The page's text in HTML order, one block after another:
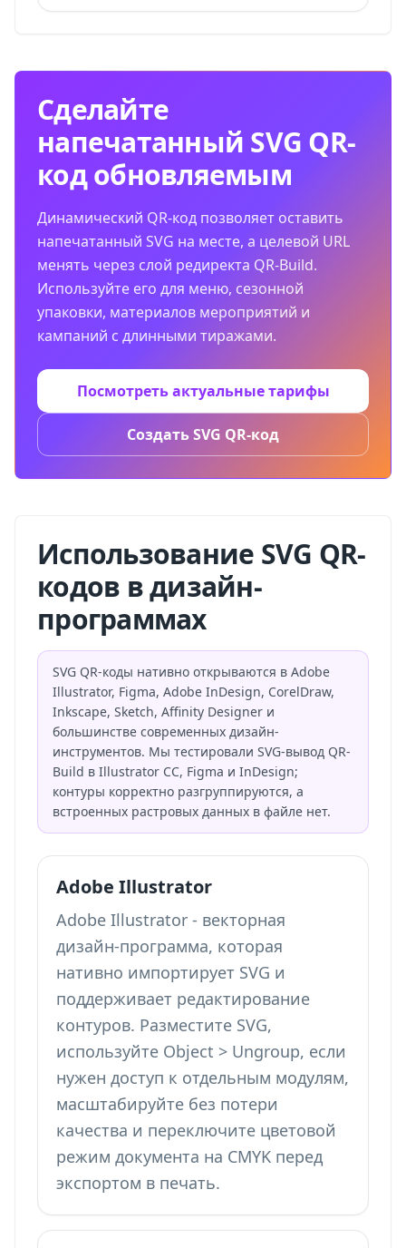
Сделайте
напечатанный SVG QR-
код обновляемым
Динамический QR-код позволяет оставить
напечатанный SVG на месте, а целевой URL
менять через слой редиректа QR-Build.
Используйте его для меню, сезонной
упаковки, материалов мероприятий и
кампаний с длинными тиражами.
Посмотреть актуальные тарифы
Создать SVG QR-код
Использование SVG QR-
кодов в дизайн-
программах
SVG QR-коды нативно открываются в Adobe
Illustrator, Figma, Adobe InDesign, CorelDraw,
Inkscape, Sketch, Affinity Designer и
большинстве современных дизайн-
инструментов. Мы тестировали SVG-вывод QR-
Build в Illustrator CC, Figma и InDesign;
контуры корректно разгруппируются, а
встроенных растровых данных в файле нет.
Adobe Illustrator
Adobe Illustrator - векторная
дизайн-программа, которая
нативно импортирует SVG и
поддерживает редактирование
контуров. Разместите SVG,
используйте Object > Ungroup, если
нужен доступ к отдельным модулям,
масштабируйте без потери
качества и переключите цветовой
режим документа на CMYK перед
экспортом в печать.